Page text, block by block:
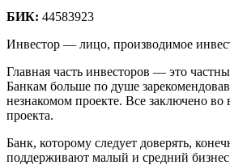
БИК: 44583923
Инвестор — лицо, производимое
Главная часть инвесторов — это
Банкам больше по душе
незнакомом проекте. Все заключено
проекта.
Банк, которому следует доверять,
поддерживают малый и средний